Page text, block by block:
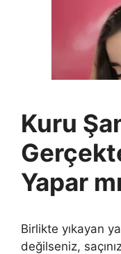
Kuru
Yapar
Birlikte yıkayan
değilseniz,